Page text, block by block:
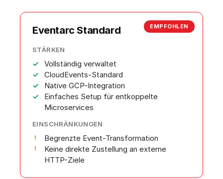
EMPFOHLEN
Eventarc Standard
STÄRKEN
Vollständig verwaltet
CloudEvents-Standard
Native GCP-Integration
Einfaches Setup für entkoppelte
Microservices
EINSCHRÄNKUNGEN
Begrenzte Event-Transformation
Keine direkte Zustellung an externe
HTTP-Ziele